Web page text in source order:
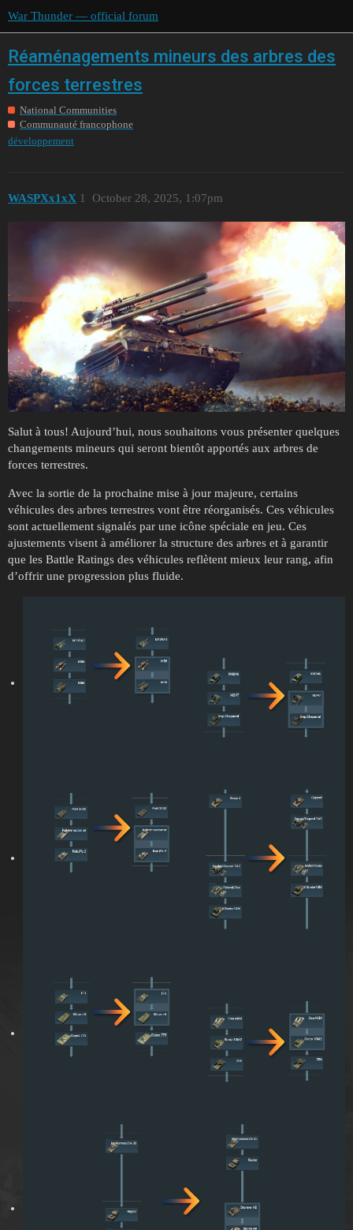
War Thunder — official forum
Réaménagements mineurs des arbres des
forces terrestres
National Communities
Communauté francophone
développement
WASPXx1xX October 28, 2025, 1:07pm
1
Salut à tous! Aujourd’hui, nous souhaitons vous présenter quelques
changements mineurs qui seront bientôt apportés aux arbres de
forces terrestres.
Avec la sortie de la prochaine mise à jour majeure, certains
véhicules des arbres terrestres vont être réorganisés. Ces véhicules
sont actuellement signalés par une icône spéciale en jeu. Ces
ajustements visent à améliorer la structure des arbres et à garantir
que les Battle Ratings des véhicules reflètent mieux leur rang, afin
d’offrir une progression plus fluide.